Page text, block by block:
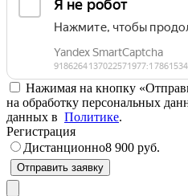
Нажимая на кнопку
на обработку персональных
данных в Политике.
Регистрация
Дистанционно8 900 руб.
Отправить заявку